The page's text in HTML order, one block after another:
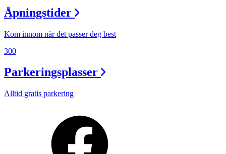
Åpningstider
Kom innom når det passer deg best
300
Parkeringsplasser
Alltid gratis parkering